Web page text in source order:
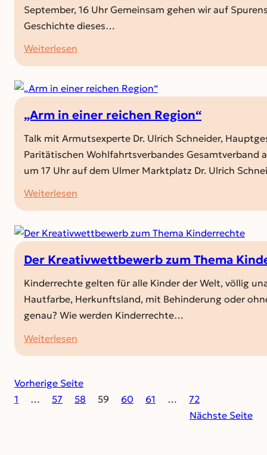
September, 16 Uhr Gemeinsam gehen wir auf
Geschichte dieses…
Weiterlesen
Kinder-
Familienführungen!
Wieso?
Warum?
Schwörmontag
in
„Arm in einer reichen Region“
Talk mit Armutsexperte Dr. Ulrich Schneider,
Paritätischen Wohlfahrtsverbandes Gesamtverband
um 17 Uhr auf dem Ulmer Marktplatz Dr. Ulrich
Weiterlesen
„Arm
einer
reichen
Der Kreativwettbewerb zum Thema
Kinderrechte gelten für alle Kinder der Welt, völlig
Hautfarbe, Herkunftsland, mit Behinderung oder
genau? Wie werden Kinderrechte…
Weiterlesen
Der
zum
Thema
Vorherige Seite
1
… 57 58 59 60 61 …
72
Nächste Seite